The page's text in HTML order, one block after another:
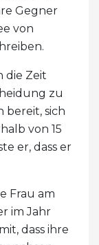
Gegner
von
die Zeit
zu
bereit, sich
von 15
er, dass er
Frau am
im Jahr
dass ihre